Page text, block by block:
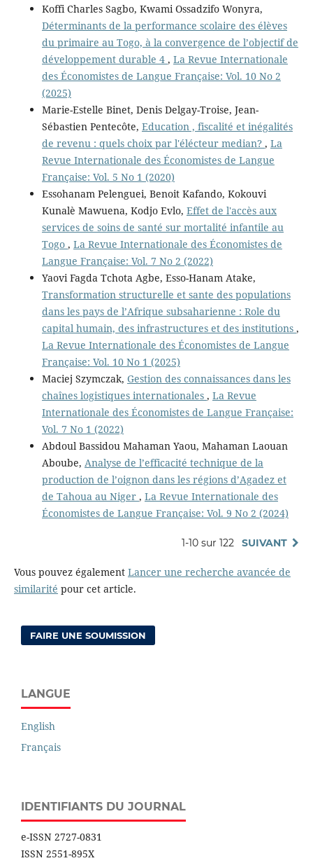
Koffi Charles Sagbo, Kwami Ossadzifo Wonyra,
Déterminants de la performance scolaire des élèves
du primaire au Togo, à la convergence de l’objectif de
développement durable 4 , La Revue Internationale
des Économistes de Langue Française: Vol. 10 No 2
(2025)
Marie-Estelle Binet, Denis Delgay-Troise, Jean-
Sébastien Pentecôte, Education , fiscalité et inégalités
de revenu : quels choix par l'élécteur median? , La
Revue Internationale des Économistes de Langue
Française: Vol. 5 No 1 (2020)
Essohanam Pelenguei, Benoit Kafando, Kokouvi
Kunalè Mawuena, Kodjo Evlo, Effet de l'accès aux
services de soins de santé sur mortalité infantile au
Togo , La Revue Internationale des Économistes de
Langue Française: Vol. 7 No 2 (2022)
Yaovi Fagda Tchota Agbe, Esso-Hanam Atake,
Transformation structurelle et sante des populations
dans les pays de l’Afrique subsaharienne : Role du
capital humain, des infrastructures et des institutions ,
La Revue Internationale des Économistes de Langue
Française: Vol. 10 No 1 (2025)
Maciej Szymczak, Gestion des connaissances dans les
chaînes logistiques internationales , La Revue
Internationale des Économistes de Langue Française:
Vol. 7 No 1 (2022)
Abdoul Bassidou Mahaman Yaou, Mahaman Laouan
Aboube, Analyse de l’efficacité technique de la
production de l’oignon dans les régions d’Agadez et
de Tahoua au Niger , La Revue Internationale des
Économistes de Langue Française: Vol. 9 No 2 (2024)
1-10 sur 122 SUIVANT
Vous pouvez également Lancer une recherche avancée de
similarité pour cet article.
FAIRE UNE SOUMISSION
LANGUE
English
Français
IDENTIFIANTS DU JOURNAL
e-ISSN 2727-0831
ISSN 2551-895X